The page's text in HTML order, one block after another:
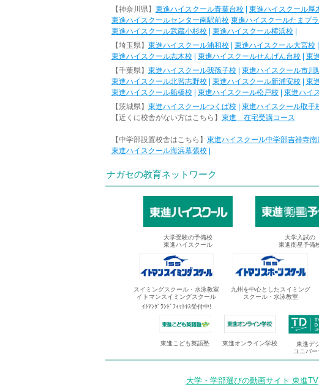
【神奈川県】 東進ハイスクール青葉台校 東進ハイスクール厚
東進ハイスクールセンター南駅前校 東進ハイスクールたまプ
東進ハイスクール武蔵小杉校
東進ハイスクール横浜校
【埼玉県】 東進ハイスクール浦和校 東進ハイスクール大宮校
東進ハイスクール志木校
東進ハイスクールせんげん台校 東
【千葉県】 東進ハイスクール我孫子校 東進ハイスクール市川
東進ハイスクール北習志野校
東進ハイスクール新浦安校 東
東進ハイスクール船橋校
東進ハイスクール松戸校 東進ハイ
【茨城県】 東進ハイスクールつくば校 東進ハイスクール取手
【近くに校舎がない方はこちら】 東進 在宅受講コース
【中学部設置校舎はこちら】 東進ハイスクール中学部吉祥寺南
東進ハイスクール海浜幕張校
ナガセの教育ネットワーク
大学受験の予備校
東進ハイスクール
大学入試の
東進衛星予備
スイミングスクール・水泳教室
イトマンスイミングスクール
ｲﾄﾏﾝｸﾞﾗﾝﾄﾞﾌｨｯﾄﾈｽ受付中!
九州を中心としたスイミング
スクール・水泳教室
東進こども英語塾 東進オンライン学校
東進デ
ユニバー
大学・学部選びの動画サイト 東進TV